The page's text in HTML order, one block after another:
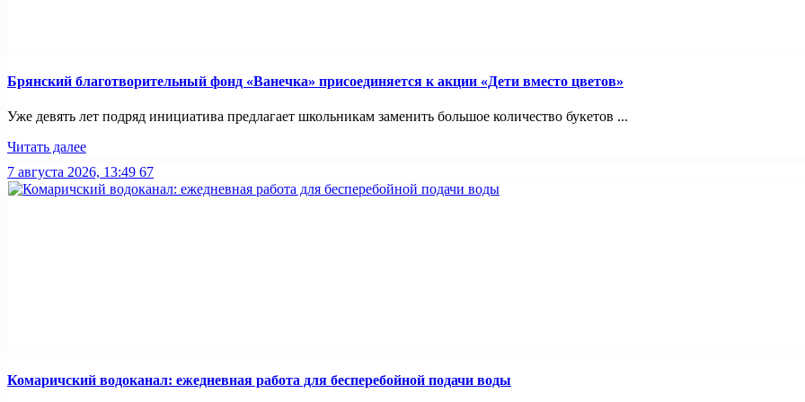
Брянский благотворительный фонд «Ванечка» присоединяется к акции «Дети вместо цветов»
Уже девять лет подряд инициатива предлагает школьникам заменить большое количество букетов ...
Читать далее
7 августа 2026, 13:49 67
Комаричский водоканал: ежедневная работа для бесперебойной подачи воды